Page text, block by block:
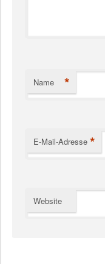
Name *
E-Mail-Adresse *
Website